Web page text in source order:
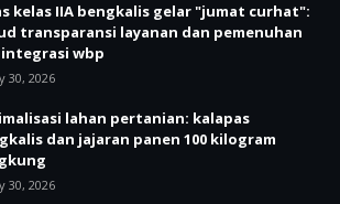
kelas IIA bengkalis gelar "jumat curhat":
transparansi layanan dan pemenuhan
wbp
30, 2026
lahan pertanian: kalapas
dan jajaran panen 100 kilogram
30, 2026